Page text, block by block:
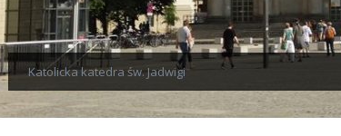
Katolicka katedra św. Jadwigi